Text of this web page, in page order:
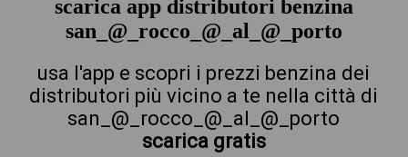
scarica app distributori benzina
san_@_rocco_@_al_@_porto
usa l'app e scopri i prezzi benzina dei
distributori più vicino a te nella città di
san_@_rocco_@_al_@_porto
scarica gratis